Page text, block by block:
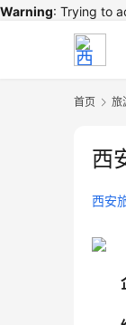
Warning: Trying to
首页 旅
西
西安